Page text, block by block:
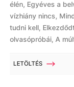
élén, Egyéves a
vízhiány nincs,
tudni kell,
olvasópróbái, A
LETÖLTÉS